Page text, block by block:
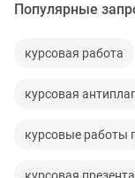
Популярные
курсовая работа
курсовая
курсовые работы